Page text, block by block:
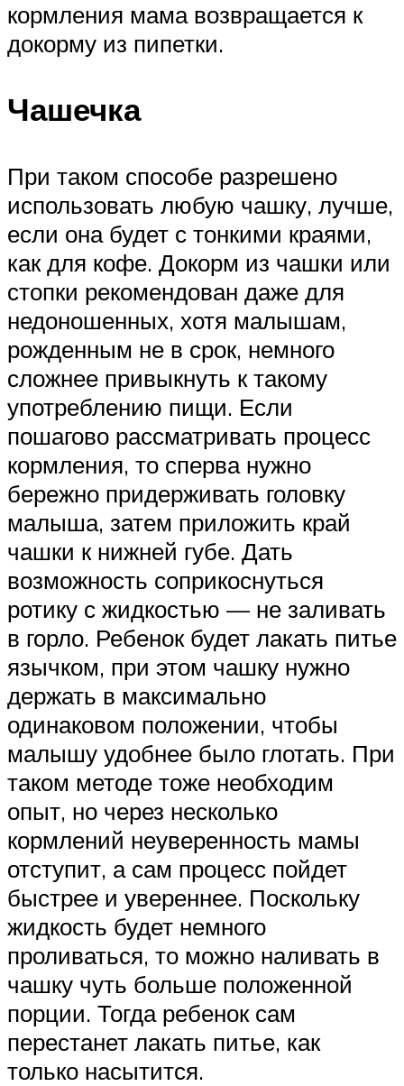
кормления мама возвращается к
докорму из пипетки.
Чашечка
При таком способе разрешено
использовать любую чашку, лучше,
если она будет с тонкими краями,
как для кофе. Докорм из чашки или
стопки рекомендован даже для
недоношенных, хотя малышам,
рожденным не в срок, немного
сложнее привыкнуть к такому
употреблению пищи. Если
пошагово рассматривать процесс
кормления, то сперва нужно
бережно придерживать головку
малыша, затем приложить край
чашки к нижней губе. Дать
возможность соприкоснуться
ротику с жидкостью — не заливать
в горло. Ребенок будет лакать питье
язычком, при этом чашку нужно
держать в максимально
одинаковом положении, чтобы
малышу удобнее было глотать. При
таком методе тоже необходим
опыт, но через несколько
кормлений неуверенность мамы
отступит, а сам процесс пойдет
быстрее и увереннее. Поскольку
жидкость будет немного
проливаться, то можно наливать в
чашку чуть больше положенной
порции. Тогда ребенок сам
перестанет лакать питье, как
только насытится.